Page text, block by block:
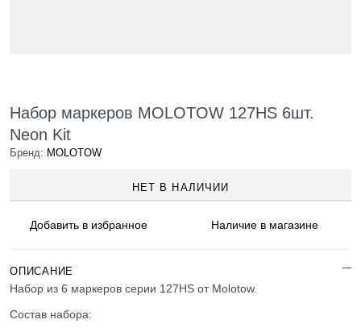
Набор маркеров MOLOTOW 127HS 6шт.
Neon Kit
Бренд: MOLOTOW
НЕТ В НАЛИЧИИ
Добавить в избранное Наличиев магазине
ОПИСАНИЕ
Набор из 6 маркеров серии 127HS от Molotow.
Состав набора: